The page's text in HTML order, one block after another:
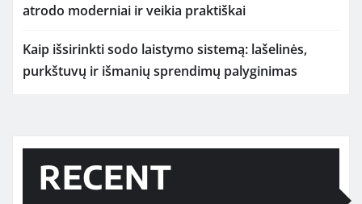
atrodo moderniai ir veikia praktiškai
Kaip išsirinkti sodo laistymo sistemą: lašelinės,
purkštuvų ir išmanių sprendimų palyginimas
RECENT